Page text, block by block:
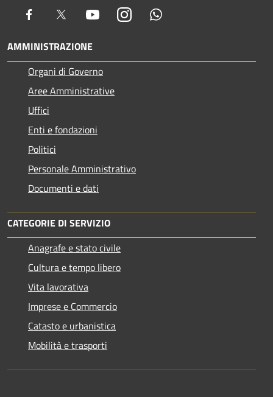
Facebook Twitter YoutubeInstagram
AMMINISTRAZIONE
Organi di Governo
Aree Amministrative
Uffici
Enti e fondazioni
Politici
Personale Amministrativo
Documenti e dati
CATEGORIE DI SERVIZIO
Anagrafe e stato civile
Cultura e tempo libero
Vita lavorativa
Imprese e Commercio
Catasto e urbanistica
Mobilità e trasporti